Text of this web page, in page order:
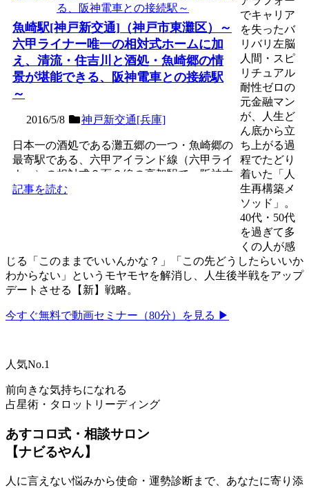
魚崎駅[神戸新交通]（神戸市東灘区）～
六甲ライナー唯一の相対式ホームに加
え、清流・住吉川と酒処・魚崎郷の情
景が堪能できる、阪神電車との接続駅
～
2016/5/8 神戸新交通[兵庫]
日本一の酒処である灘五郷の一つ・魚崎郷の
最寄駅である、六甲アイランド線（六甲ライ
ナー）の相対式２面２線の高架駅で、阪神本
線との接続駅。六甲ラ...
記事を読む
でキャリア
を失ったバ
リバリ左脳
人間・スピ
リチュアル
耐性ゼロの
元金融マン
が、人生ど
ん底から立
ち上がる過
程でたどり
着いた「人
生再構築メ
ソッド」。
40代・50代
を過ぎて多
くの人が感
じる「このままでいいんかな？」「この先どうしたらいいか
わからない」というモヤモヤを解消し、人生後半戦をアップ
デートさせる【新】戦略。
今すぐ無料で動画セミナー（80分）を見る ▶
人気No.1
前向きな気持ちになれる
占星術・タロットリーディング
あすコロ式・相談サロン
【ナビるやん】
人に言えない悩みから使命・運勢診断まで、あなたに寄り添